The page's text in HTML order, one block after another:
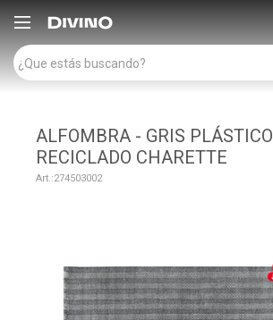

ALFOMBRA - GRIS PLÁSTICO
RECICLADO CHARETTE
274503002